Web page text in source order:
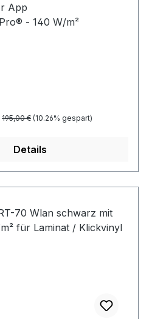
App
- 140 W/m²
Regulärer Preis:
195,00 € (10.26% gespart)
Details